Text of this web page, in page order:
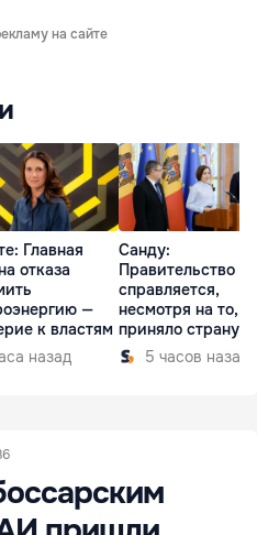
на сайте
Главная
отказа
—
к властям
назад
Санду:
Правительство
справляется,
несмотря на то,
приняло страну в
разгар кризиса
5 часов назад